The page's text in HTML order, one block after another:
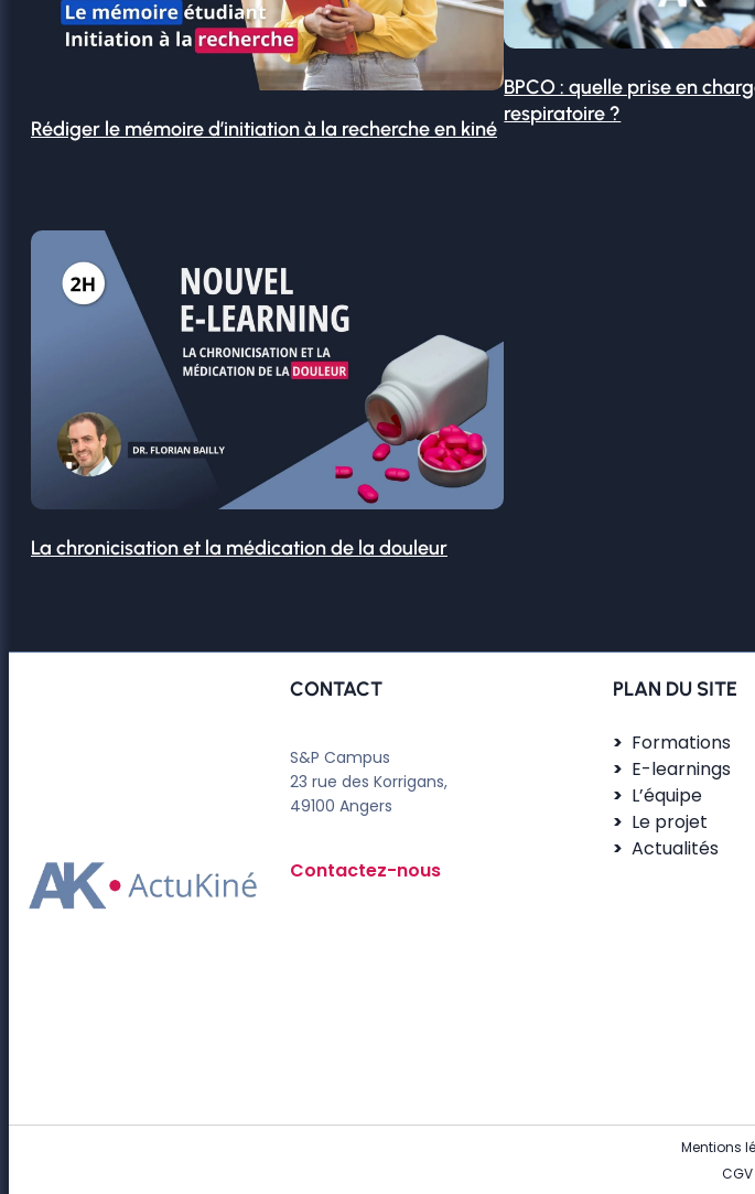
Rédiger le mémoire d’initiation à la recherche en kiné
BPCO : quelle prise en
respiratoire ?
La chronicisation et la médication de la douleur
CONTACT
S&P Campus
23 rue des Korrigans,
49100 Angers
Contactez-nous
PLAN DU SITE
Formations
E-learnings
L’équipe
Le projet
Actualités
Mentions
CGV